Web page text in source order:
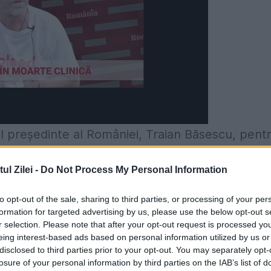
Zilei - Do Not Process My Personal Information
opt-out of the sale, sharing to third parties, or processing of your
for targeted advertising by us, please use the below opt-out
selection. Please note that after your opt-out request is processed
interest-based ads based on personal information utilized by us
to third parties prior to your opt-out. You may separately
of your personal information by third parties on the IAB’s list of
al României, Traian Băsescu,
(SRI), George Maior și-a încheiat
A fost cel mai longeviv șef al instituției care
cel care a reușit să definitiveze
de Intelligence.